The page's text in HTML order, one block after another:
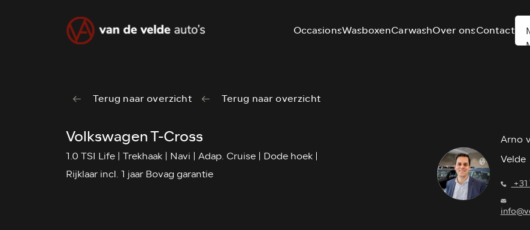
OccasionsWasboxenCarwashOver onsContact
Terug naar overzicht Terug naar overzicht
Volkswagen T-Cross
1.0 TSI Life | Trekhaak | Navi | Adap. Cruise | Dode hoek |
Rijklaar incl. 1 jaar Bovag garantie
Arno
Velde
+31